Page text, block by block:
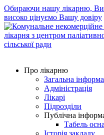
Обираючи нашу лікарню, Ви
високо цінуємо Вашу довіру
Про лікарню
Загальна
Адміністрація
Лікарі
Підрозділи
Публічна
Табель
Історія закладу